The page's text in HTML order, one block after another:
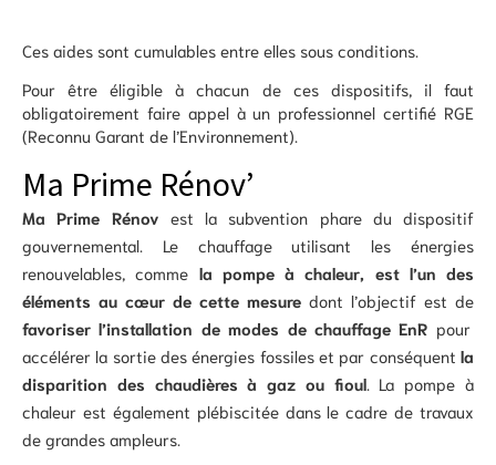
Ces aides sont cumulables entre elles sous conditions.
Pour être éligible à chacun de ces dispositifs, il faut
obligatoirement faire appel à un professionnel certifié RGE
(Reconnu Garant de l’Environnement).
Ma Prime Rénov’
Ma Prime Rénov est la subvention phare du dispositif
gouvernemental. Le chauffage utilisant les énergies
renouvelables, comme la pompe à chaleur, est l’un des
éléments au cœur de cette mesure dont l’objectif est de
favoriser l’installation de modes de chauffage EnR pour
accélérer la sortie des énergies fossiles et par conséquent la
disparition des chaudières à gaz ou fioul. La pompe à
chaleur est également plébiscitée dans le cadre de travaux
de grandes ampleurs.